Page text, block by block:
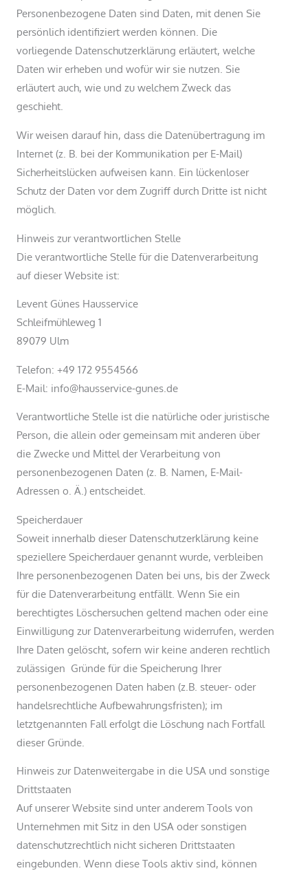
Personenbezogene Daten sind Daten, mit denen Sie
persönlich identifiziert werden können. Die
vorliegende Datenschutzerklärung erläutert, welche
Daten wir erheben und wofür wir sie nutzen. Sie
erläutert auch, wie und zu welchem Zweck das
geschieht.
Wir weisen darauf hin, dass die Datenübertragung im
Internet (z. B. bei der Kommunikation per E-Mail)
Sicherheitslücken aufweisen kann. Ein lückenloser
Schutz der Daten vor dem Zugriff durch Dritte ist nicht
möglich.
Hinweis zur verantwortlichen Stelle
Die verantwortliche Stelle für die Datenverarbeitung
auf dieser Website ist:
Levent Günes Hausservice
Schleifmühleweg 1
89079 Ulm
Telefon: +49 172 9554566
E-Mail: info@hausservice-gunes.de
Verantwortliche Stelle ist die natürliche oder juristische
Person, die allein oder gemeinsam mit anderen über
die Zwecke und Mittel der Verarbeitung von
personenbezogenen Daten (z. B. Namen, E-Mail-
Adressen o. Ä.) entscheidet.
Speicherdauer
Soweit innerhalb dieser Datenschutzerklärung keine
speziellere Speicherdauer genannt wurde, verbleiben
Ihre personenbezogenen Daten bei uns, bis der Zweck
für die Datenverarbeitung entfällt. Wenn Sie ein
berechtigtes Löschersuchen geltend machen oder eine
Einwilligung zur Datenverarbeitung widerrufen, werden
Ihre Daten gelöscht, sofern wir keine anderen rechtlich
zulässigen Gründe für die Speicherung Ihrer
personenbezogenen Daten haben (z.B. steuer- oder
handelsrechtliche Aufbewahrungsfristen); im
letztgenannten Fall erfolgt die Löschung nach Fortfall
dieser Gründe.
Hinweis zur Datenweitergabe in die USA und sonstige
Drittstaaten
Auf unserer Website sind unter anderem Tools von
Unternehmen mit Sitz in den USA oder sonstigen
datenschutzrechtlich nicht sicheren Drittstaaten
eingebunden. Wenn diese Tools aktiv sind, können